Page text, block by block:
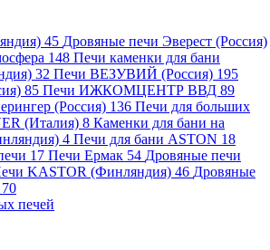
45 Дровяные печи Эверест (Россия)
148 Печи каменки для бани
32 Печи ВЕЗУВИЙ (Россия) 195
85 Печи ИЖКОМЦЕНТР ВВД 89
(Россия) 136 Печи для больших
(Италия) 8 Каменки для бани на
4 Печи для бани ASTON 18
17 Печи Ермак 54 Дровяные печи
KASTOR (Финляндия) 46 Дровяные
70
печей